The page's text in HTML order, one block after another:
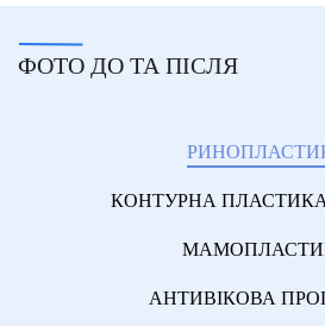
ФОТО ДО ТА ПІСЛЯ
КОНТУРНА
АНТИВІКОВА